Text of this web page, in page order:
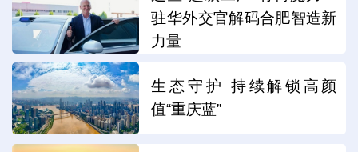
驻华外交官解码合肥智造新
力量
生态守护 持续解锁高颜
值“重庆蓝”